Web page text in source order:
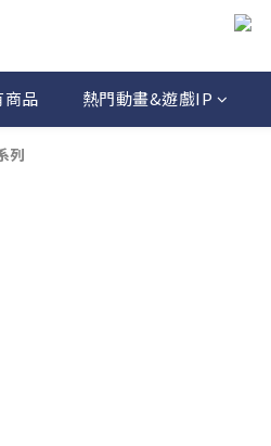
商品 熱門動畫&遊戲IP
列